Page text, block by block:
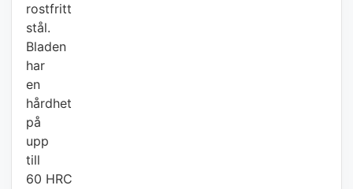
rostfritt
stål.
Bladen
har
en
hårdhet
på
upp
till
60 HRC